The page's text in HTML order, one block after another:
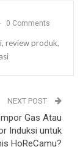
0 Comments
review produk,
NEXT POST
Gas Atau
Induksi untuk
HoReCamu?